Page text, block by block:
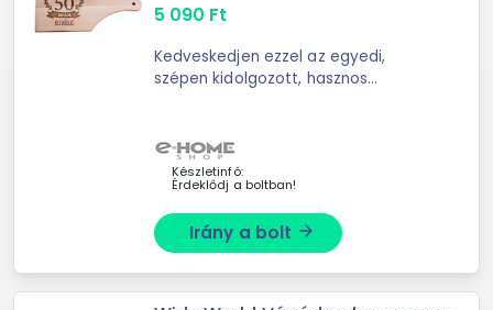
5 090 Ft
Kedveskedjen ezzel az egyedi,
szépen kidolgozott, hasznos
nem fog elmaradni! -Anyaga: B
Készletinfó:
Érdeklődj a boltban!
Irány a bolt arrow_forward